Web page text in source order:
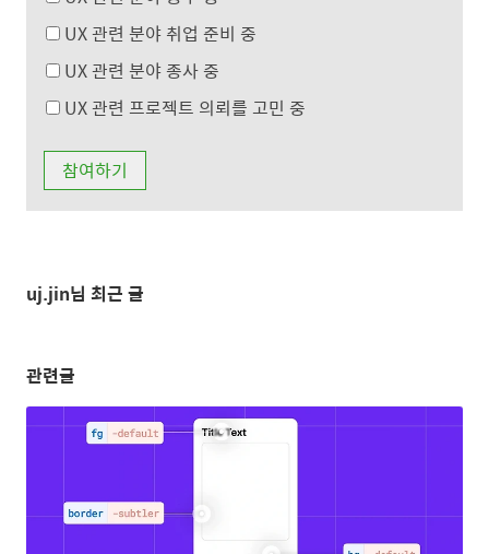
UX 관련 분야 취업 준비 중
UX 관련 분야 종사 중
UX 관련 프로젝트 의뢰를 고민 중
uj.jin님 최근 글
관련글